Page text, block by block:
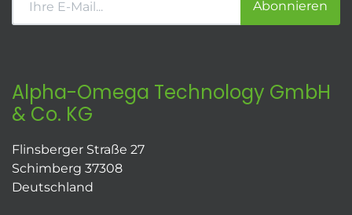
Abonnieren
Alpha-Omega Technology GmbH
& Co. KG
Flinsberger Straße 27
Schimberg 37308
Deutschland